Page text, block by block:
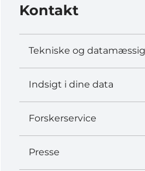
Kontakt
Tekniske og
Indsigt i dine data
Forskerservice
Presse